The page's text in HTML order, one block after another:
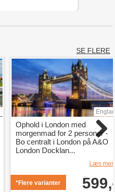
SE FLERE
Ophold i London med
morgenmad for 2 personer -
Bo centralt i London på A&O
London Docklan...
Læs
*Flere varianter